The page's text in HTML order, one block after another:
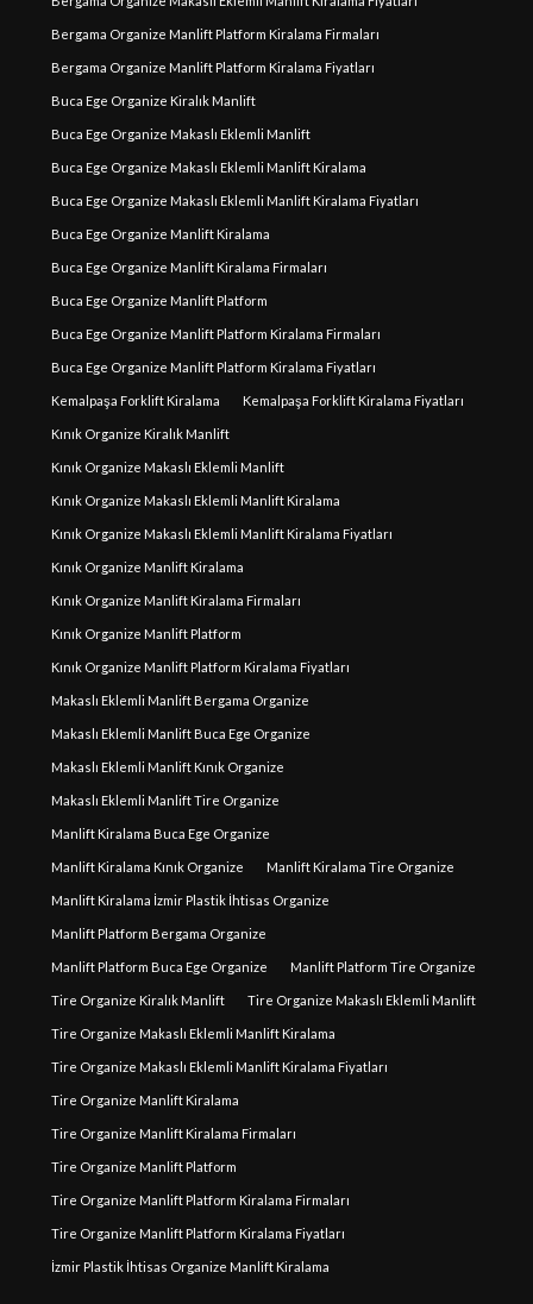
Bergama Organize Manlift Platform Kiralama Firmaları
Bergama Organize Manlift Platform Kiralama Fiyatları
Buca Ege Organize Kiralık Manlift
Buca Ege Organize Makaslı Eklemli Manlift
Buca Ege Organize Makaslı Eklemli Manlift Kiralama
Buca Ege Organize Makaslı Eklemli Manlift Kiralama Fiyatları
Buca Ege Organize Manlift Kiralama
Buca Ege Organize Manlift Kiralama Firmaları
Buca Ege Organize Manlift Platform
Buca Ege Organize Manlift Platform Kiralama Firmaları
Buca Ege Organize Manlift Platform Kiralama Fiyatları
Kemalpaşa Forklift Kiralama Kemalpaşa Forklift Kiralama Fiyatları
Kınık Organize Kiralık Manlift
Kınık Organize Makaslı Eklemli Manlift
Kınık Organize Makaslı Eklemli Manlift Kiralama
Kınık Organize Makaslı Eklemli Manlift Kiralama Fiyatları
Kınık Organize Manlift Kiralama
Kınık Organize Manlift Kiralama Firmaları
Kınık Organize Manlift Platform
Kınık Organize Manlift Platform Kiralama Fiyatları
Makaslı Eklemli Manlift Bergama Organize
Makaslı Eklemli Manlift Buca Ege Organize
Makaslı Eklemli Manlift Kınık Organize
Makaslı Eklemli Manlift Tire Organize
Manlift Kiralama Buca Ege Organize
Manlift Kiralama Kınık Organize Manlift Kiralama Tire Organize
Manlift Kiralama İzmir Plastik İhtisas Organize
Manlift Platform Bergama Organize
Manlift Platform Buca Ege Organize Manlift Platform Tire Organize
Tire Organize Kiralık Manlift Tire Organize Makaslı Eklemli Manlift
Tire Organize Makaslı Eklemli Manlift Kiralama
Tire Organize Makaslı Eklemli Manlift Kiralama Fiyatları
Tire Organize Manlift Kiralama
Tire Organize Manlift Kiralama Firmaları
Tire Organize Manlift Platform
Tire Organize Manlift Platform Kiralama Firmaları
Tire Organize Manlift Platform Kiralama Fiyatları
İzmir Plastik İhtisas Organize Manlift Kiralama